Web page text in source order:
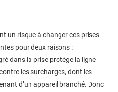
un risque à changer ces prises
pour deux raisons :
dans la prise protège la ligne
les surcharges, dont les
d’un appareil branché. Donc